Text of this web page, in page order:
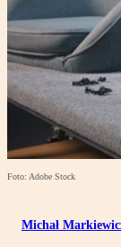
Foto: Adobe Stock
Michał